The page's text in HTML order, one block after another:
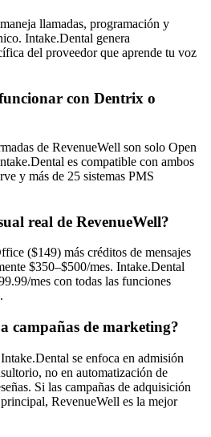
llamadas, programación y
Intake.Dental genera
del proveedor que aprende tu voz
con Dentrix o
de RevenueWell son solo Open
es compatible con ambos
y más de 25 sistemas PMS
real de RevenueWell?
($149) más créditos de mensajes
$350–$500/mes. Intake.Dental
mes con todas las funciones
campañas de marketing?
se enfoca en admisión
no en automatización de
Si las campañas de adquisición
RevenueWell es la mejor